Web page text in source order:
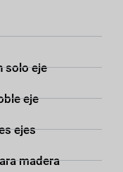
solo eje
eje
ejes
madera